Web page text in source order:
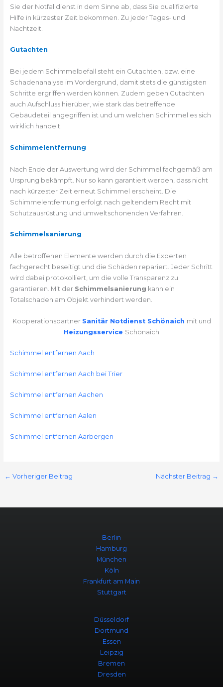
Sie der Notfalldienst in dem Sinne ab, dass Sie qualifizierte
Hilfe in kürzester Zeit bekommen. Zu jeder Tages- und
Nachtzeit.
Gutachten
Bei jedem Schimmelbefall steht ein Gutachten, bzw. eine
Schadenanalyse im Vordergrund, damit stets die günstigsten
Schritte ergriffen werden können. Zudem geben Gutachten
auch Aufschluss hierüber, wie stark das betreffende
Gebäudeteil angegriffen ist und um welchen Schimmel es sich
wirklich handelt.
Schimmelentfernung
Nach Ende der Auswertung wird der Schimmel fachgemäß am
Ursprung bekämpft. Nur so kann garantiert werden, dass nicht
nach kürzester Zeit erneut Schimmel erscheint. Die
Schimmelentfernung erfolgt nach geltendem Recht mit
Schutzausrüstung und umweltschonenden Verfahren.
Schimmelsanierung
Alle betroffenen Elemente werden durch die Experten
fachgerecht beseitigt und die Schäden repariert. Jeder Schritt
wird dabei protokolliert, um die volle Transparenz zu
garantieren. Mit der Schimmelsanierung kann ein
Totalschaden am Objekt verhindert werden.
Kooperationspartner Sanitär Notdienst Schönaich mit und
Heizungsservice Schönaich
Schimmel entfernen Aach
Schimmel entfernen Aach bei Trier
Schimmel entfernen Aachen
Schimmel entfernen Aalen
Schimmel entfernen Aarbergen
← Vorheriger Beitrag Nächster Beitrag →
Berlin
Hamburg
München
Köln
Frankfurt am Main
Stuttgart
Düsseldorf
Dortmund
Essen
Leipzig
Bremen
Dresden